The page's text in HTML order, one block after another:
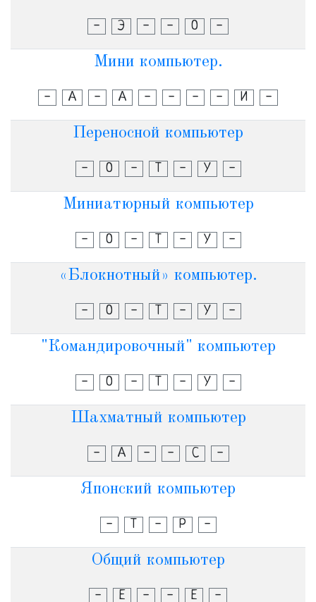
- Э - - О -
Мини компьютер.
- А - А - - - - И -
Переносной компьютер
- О - Т - У -
Миниатюрный компьютер
- О - Т - У -
«Блокнотный» компьютер.
- О - Т - У -
"Командировочный" компьютер
- О - Т - У -
Шахматный компьютер
- А - - С -
Японский компьютер
- Т - Р -
Общий компьютер
- Е - - Е -